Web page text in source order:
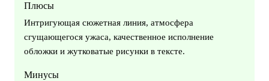
Плюсы
Интригующая сюжетная линия, атмосфера
сгущающегося ужаса, качественное исполнение
обложки и жутковатые рисунки в тексте.
Минусы